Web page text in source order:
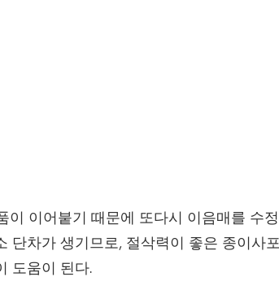
이어붙기 때문에 또다시 이음매를 수
단차가 생기므로, 절삭력이 좋은 종이사
도움이 된다.